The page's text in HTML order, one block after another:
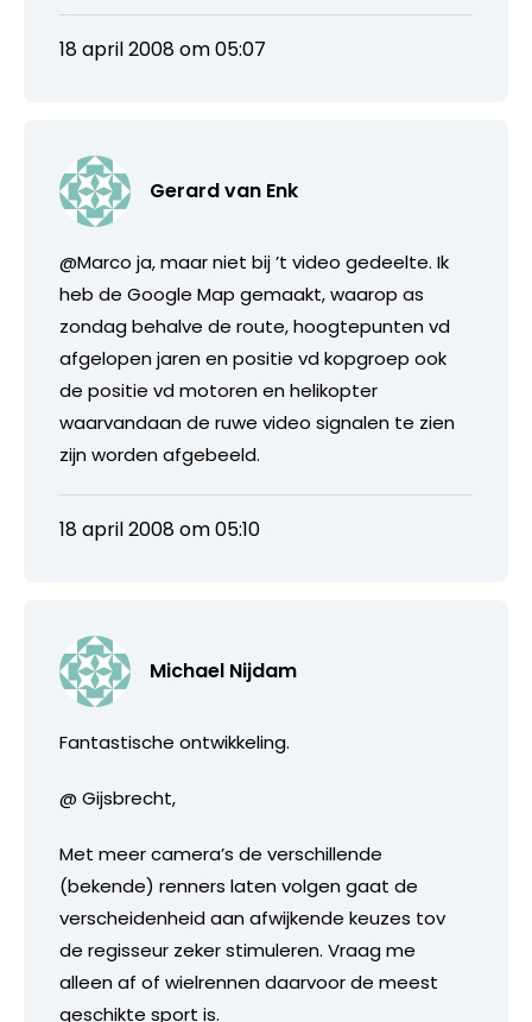
18 april 2008 om 05:07
Gerard van Enk
@Marco ja, maar niet bij ’t video gedeelte. Ik
heb de Google Map gemaakt, waarop as
zondag behalve de route, hoogtepunten vd
afgelopen jaren en positie vd kopgroep ook
de positie vd motoren en helikopter
waarvandaan de ruwe video signalen te zien
zijn worden afgebeeld.
18 april 2008 om 05:10
Michael Nijdam
Fantastische ontwikkeling.
@ Gijsbrecht,
Met meer camera’s de verschillende
(bekende) renners laten volgen gaat de
verscheidenheid aan afwijkende keuzes tov
de regisseur zeker stimuleren. Vraag me
alleen af of wielrennen daarvoor de meest
geschikte sport is.